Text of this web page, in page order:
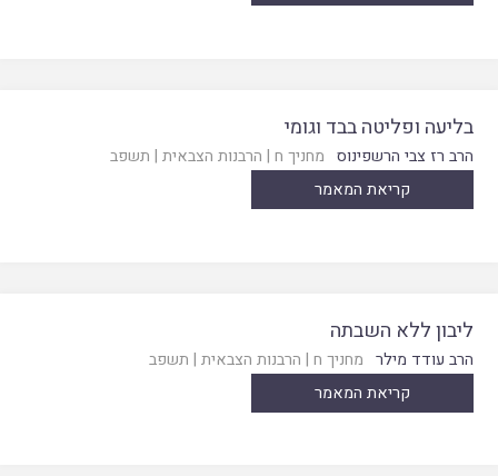
בליעה ופליטה בבד וגומי
הרב רז צבי הרשפינוס מחניך ח | הרבנות הצבאית | תשפב
קריאת המאמר
ליבון ללא השבתה
הרב עודד מילר מחניך ח | הרבנות הצבאית | תשפב
קריאת המאמר